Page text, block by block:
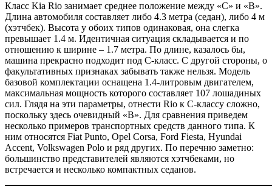
Класс Kia Rio занимает среднее положение между «C» и «B».
Длина автомобиля составляет либо 4.3 метра (седан), либо 4 м
(хэтчбек). Высота у обоих типов одинаковая, она слегка
превышает 1.4 м. Идентичная ситуация складывается и по
отношению к ширине – 1.7 метра. По длине, казалось бы,
машина прекрасно подходит под C-класс. С другой стороны, о
факультативных признаках забывать также нельзя. Модель
базовой комплектации оснащена 1.4-литровым двигателем,
максимальная мощность которого составляет 107 лошадиных
сил. Глядя на эти параметры, отнести Rio к C-классу сложно,
поскольку здесь очевидный «B». Для сравнения приведем
несколько примеров транспортных средств данного типа. К
ним относятся Fiat Punto, Opel Corsa, Ford Fiesta, Hyundai
Accent, Volkswagen Polo и ряд других. По перечню заметно:
большинство представителей являются хэтчбеками, но
встречается и несколько компактных седанов.